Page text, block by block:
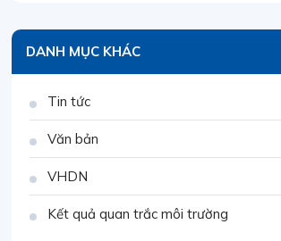
DANH MỤC KHÁC
Tin tức
Văn bản
VHDN
Kết quả quan trắc môi trường